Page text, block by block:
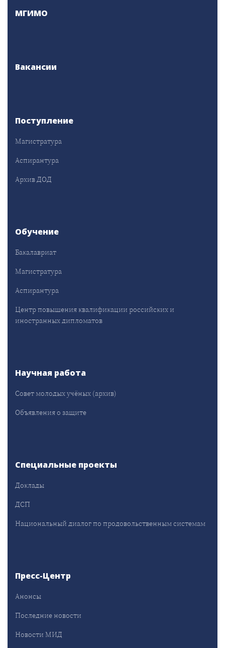
МГИМО
Вакансии
Поступление
Магистратура
Аспирантура
Архив ДОД
Обучение
Бакалавриат
Магистратура
Аспирантура
Центр повышения квалификации российских и
иностранных дипломатов
Научная работа
Совет молодых учёных (архив)
Объявления о защите
Специальные проекты
Доклады
ДСП
Национальный диалог по продовольственным системам
Пресс-Центр
Анонсы
Последние новости
Новости МИД